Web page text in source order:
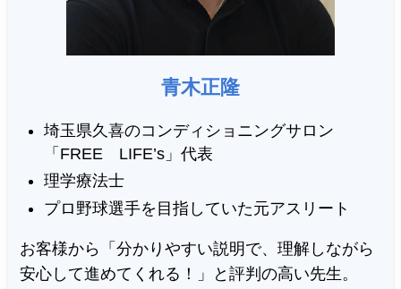
青木正隆
埼玉県久喜のコンディショニングサロン
「FREE LIFE’s」代表
理学療法士
プロ野球選手を目指していた元アスリート
お客様から「分かりやすい説明で、理解しながら
安心して進めてくれる！」と評判の高い先生。